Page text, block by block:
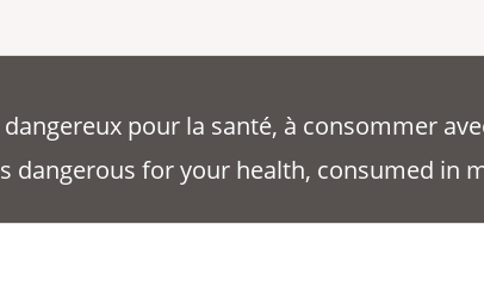
pour la santé, à consommer
dangerous for your health, consumed in